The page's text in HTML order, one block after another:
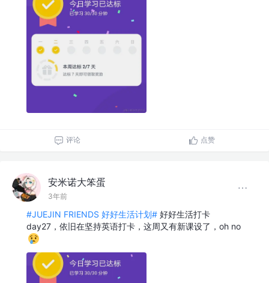
评论 点赞
安米诺大笨蛋
3年前
#JUEJIN FRIENDS 好好生活计划# 好好生活打卡
day27，依旧在坚持英语打卡，这周又有新课设了，oh no